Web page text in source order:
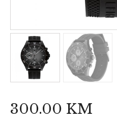
300.00 KM